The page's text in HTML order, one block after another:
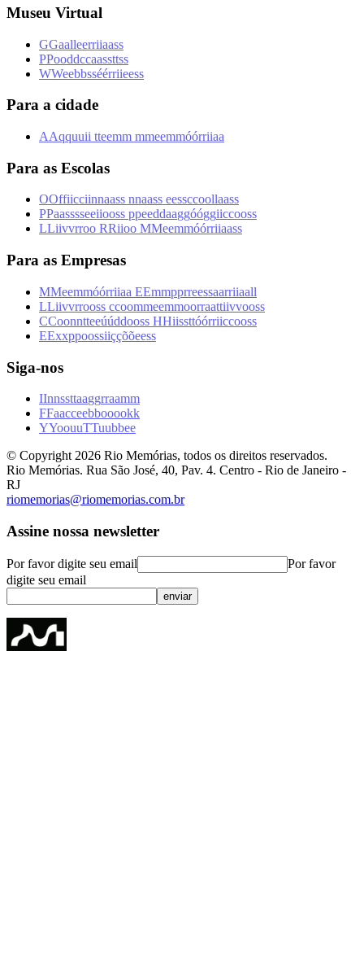
Museu Virtual
GGaalleerriiaass
PPooddccaassttss
WWeebbsséérriieess
Para a cidade
AAqquuii tteemm mmeemmóórriiaa
Para as Escolas
OOffiicciinnaass nnaass eessccoollaass
PPaasssseeiiooss ppeeddaaggóóggiiccooss
LLiivvrroo RRiioo MMeemmóórriiaass
Para as Empresas
MMeemmóórriiaa EEmmpprreessaarriiaall
LLiivvrrooss ccoommeemmoorraattiivvooss
CCoonntteeúúddooss HHiissttóórriiccooss
EExxppoossiiççõõeess
Siga-nos
IInnssttaaggrraamm
FFaacceebbooookk
YYoouuTTuubbee
© Copyright 2026 Rio Memórias, todos os direitos reservados.
Rio Memórias. Rua São José, 40, Pav. 4. Centro - Rio de Janeiro -
RJ
riomemorias@riomemorias.com.br
Assine nossa newsletter
Por favor digite seu email
Por favor
digite seu email
enviar